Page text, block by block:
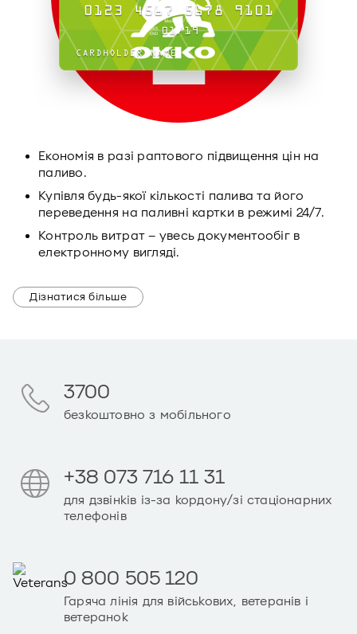
Економія в разі раптового підвищення цін на
паливо.
Купівля будь-якої кількості палива та його
переведення на паливні картки в режимі 24/7.
Контроль витрат – увесь документообіг в
електронному вигляді.
Дізнатися більше
3700
безкоштовно з мобільного
+38 073 716 11 31
для дзвінків із-за кордону/зі стаціонарних
телефонів
0 800 505 120
Гаряча лінія для військових, ветеранів і
ветеранок